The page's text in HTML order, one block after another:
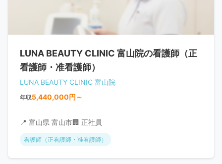
LUNA BEAUTY CLINIC 富山院の看護師（正
看護師・准看護師）
LUNA BEAUTY CLINIC 富山院
年収5,440,000円～
📍 富山県 富山市🏢 正社員
看護師（正看護師・准看護師）